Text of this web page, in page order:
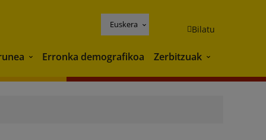
Euskera Bilatu
Ingurunea
Erronka demografikoa Zerbitzuak Zerbitzuak